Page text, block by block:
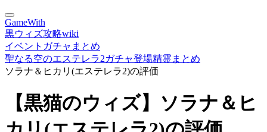
GameWith
黒ウィズ攻略wiki
イベントガチャまとめ
聖なる空のエステレラ2ガチャ登場精霊まとめ
ソラナ＆ヒカリ(エステレラ2)の評価
【黒猫のウィズ】ソラナ＆ヒ